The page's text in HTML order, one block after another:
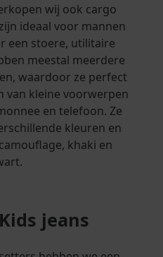
wij ook cargo
ideaal voor mannen
een stoere, utilitaire
meestal meerdere
waardoor ze perfect
van kleine voorwerpen
en telefoon. Ze
kleuren en
khaki en
jeans